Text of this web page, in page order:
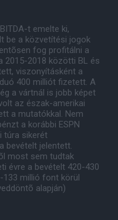
t emelte ki,
be a közvetítési jogok
fog profitálni a
2015-2018 közötti BL és
viszonyításként a
400 milliót fizetett. A
a vártnál is jobb képet
az észak-amerikai
a mutatókkal. Nem
a korábbi ESPN
túra sikerét
bevételt jelentett.
most sem tudtak
évre a bevételt 420-430
133 millió font körül
alapján)